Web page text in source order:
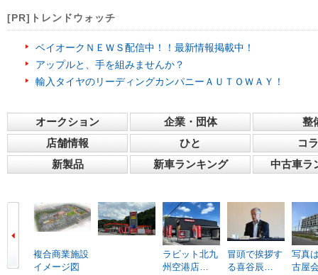
[PR]トレンドウォッチ
ベイオークＮＥＷＳ配信中！！最新情報掲載中！
アップルと、手を組みませんか？
輸入タイヤのリーディングカンパニーＡＵＴＯＷＡＹ！
オークション 企業・団体
整
店舗情報
ひと
コ
新製品
新車ランキング 中古車ラ
複合商業施設
イメージ図
ラビット北九
州空港店…
冒頭で挨拶す
る喜谷辰…
写真
古屋